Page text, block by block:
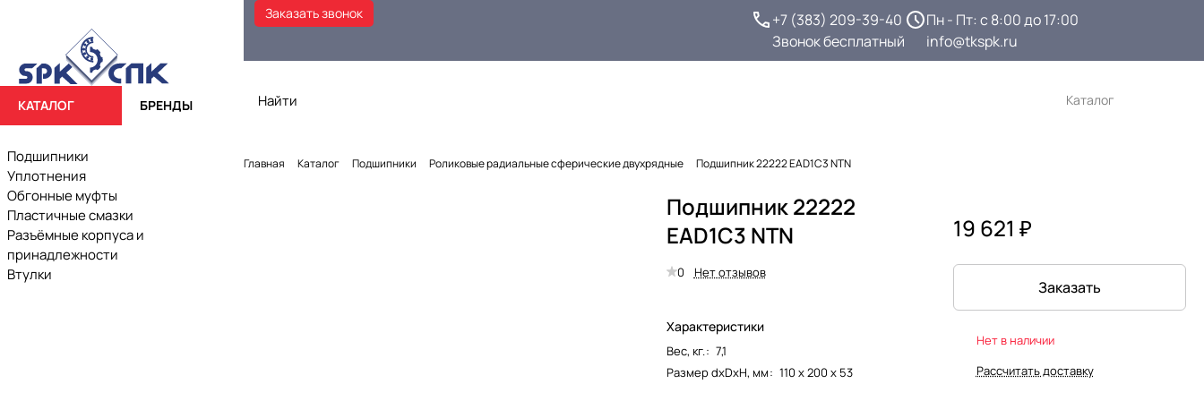
Заказать звонок
+7 (383) 209-39-40
Звонок бесплатный
Пн - Пт: с 8:00 до 17:00
info@tkspk.ru
Каталог
Главная Каталог Подшипники Роликовые радиальные сферические двухрядные Подшипник 22222 EAD1C3 NTN
Подшипник 22222
EAD1C3 NTN
0 Нет отзывов
Характеристики
Вес, кг.: 7,1
Размер dxDxH, мм: 110 х 200 х 53
19 621 ₽
Заказать
Нет в наличии
Рассчитать доставку
КАТАЛОГ БРЕНДЫ
Подшипники
Уплотнения
Обгонные муфты
Пластичные смазки
Разъёмные корпуса и
принадлежности
Втулки